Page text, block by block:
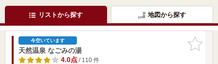
リストから探す 地図から探す
お気に入
りに追加
今空いています
天然温泉 なごみの湯
4.0点/ 110 件